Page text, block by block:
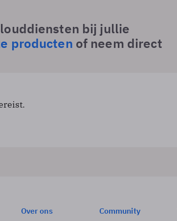
bij jullie
producten of neem direct
Over ons Community